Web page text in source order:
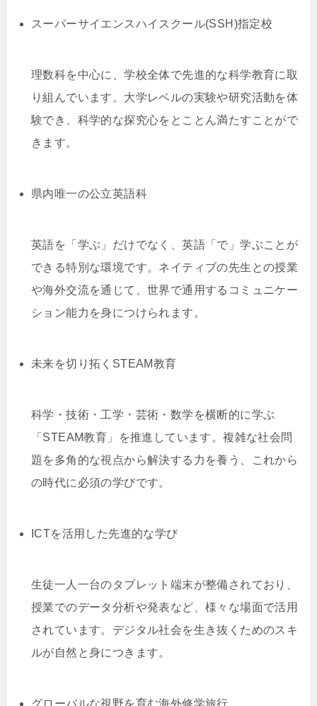
スーパーサイエンスハイスクール(SSH)指定校
理数科を中心に、学校全体で先進的な科学教育に取
り組んでいます。大学レベルの実験や研究活動を体
験でき、科学的な探究心をとことん満たすことがで
きます。
県内唯一の公立英語科
英語を「学ぶ」だけでなく、英語「で」学ぶことが
できる特別な環境です。ネイティブの先生との授業
や海外交流を通じて、世界で通用するコミュニケー
ション能力を身につけられます。
未来を切り拓くSTEAM教育
科学・技術・工学・芸術・数学を横断的に学ぶ
「STEAM教育」を推進しています。複雑な社会問
題を多角的な視点から解決する力を養う、これから
の時代に必須の学びです。
ICTを活用した先進的な学び
生徒一人一台のタブレット端末が整備されており、
授業でのデータ分析や発表など、様々な場面で活用
されています。デジタル社会を生き抜くためのスキ
ルが自然と身につきます。
グローバルな視野を育む海外修学旅行